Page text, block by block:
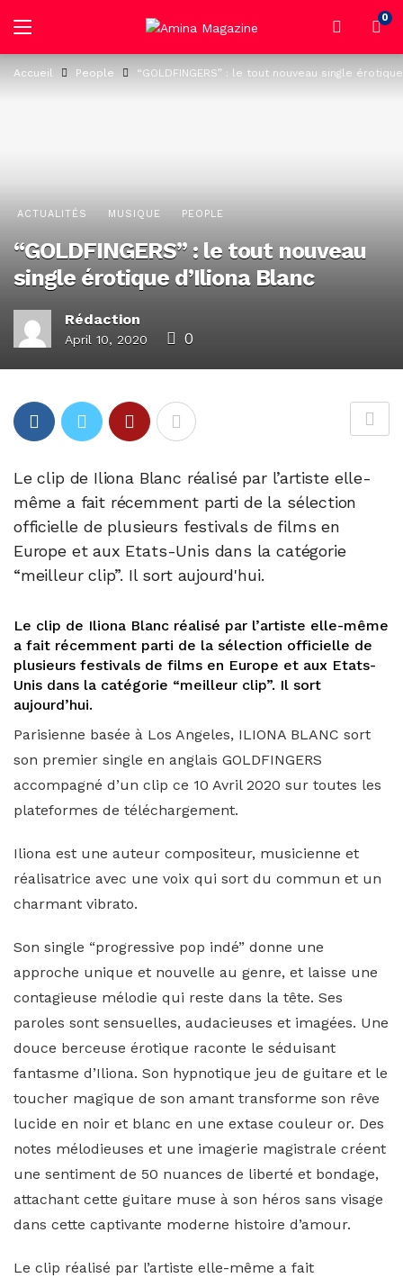
0
Accueil People “GOLDFINGERS” : le tout nouveau single
ACTUALITÉS MUSIQUE PEOPLE
“GOLDFINGERS” : le tout nouveau
single érotique d’Iliona Blanc
Rédaction
April 10, 2020 0
Le clip de Iliona Blanc réalisé par l’artiste elle-
même a fait récemment parti de la sélection
officielle de plusieurs festivals de films en
Europe et aux Etats-Unis dans la catégorie
“meilleur clip”. Il sort aujourd'hui.
Le clip de Iliona Blanc réalisé par l’artiste elle-même
a fait récemment parti de la sélection officielle de
plusieurs festivals de films en Europe et aux Etats-
Unis dans la catégorie “meilleur clip”. Il sort
aujourd’hui.
Parisienne basée à Los Angeles, ILIONA BLANC sort
son premier single en anglais GOLDFINGERS
accompagné d’un clip ce 10 Avril 2020 sur toutes les
plateformes de téléchargement.
Iliona est une auteur compositeur, musicienne et
réalisatrice avec une voix qui sort du commun et un
charmant vibrato.
Son single “progressive pop indé” donne une
approche unique et nouvelle au genre, et laisse une
contagieuse mélodie qui reste dans la tête. Ses
paroles sont sensuelles, audacieuses et imagées. Une
douce berceuse érotique raconte le séduisant
fantasme d’Iliona. Son hypnotique jeu de guitare et le
toucher magique de son amant transforme son rêve
lucide en noir et blanc en une extase couleur or. Des
notes mélodieuses et une imagerie magistrale créent
une sentiment de 50 nuances de liberté et bondage,
attachant cette guitare muse à son héros sans visage
dans cette captivante moderne histoire d’amour.
Le clip réalisé par l’artiste elle-même a fait